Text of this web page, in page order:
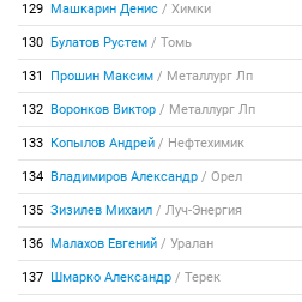
129 Машкарин Денис / Химки
130 Булатов Рустем / Томь
131 Прошин Максим / Металлург Лп
132 Воронков Виктор / Металлург Лп
133 Копылов Андрей / Нефтехимик
134 Владимиров Александр / Орел
135 Зизилев Михаил / Луч-Энергия
136 Малахов Евгений / Уралан
137 Шмарко Александр / Терек